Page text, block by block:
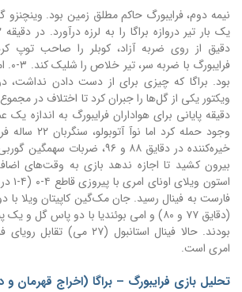
نیمه دوم، فرایبورگ حاکم مطلق زمین بود. وینچنزو
دقیق از روی ضربه آزاد، کوبلر را صاحب توپ
دقیقه پایانی برای هواداران فرایبورگ به اندازه یک
وجود حمله کرد
خیره‌کننده در دقایق ۸۸ و ۹۶، ضربات
بیرون کشید تا اجازه ندهد بازی به وقت‌های
استون
(دقایق ۷۷ و ۸۰) و امی بوئندیا با دو پاس گل
بودند. حالا فینال استانبول (۲۷
امری است.
تحلیل بازی فرایبورگ – براگا (اخراج قهرمان و